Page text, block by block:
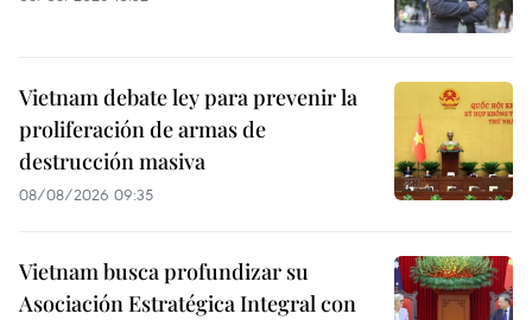
Vietnam debate ley para prevenir la
proliferación de armas de
destrucción masiva
08/08/2026 09:35
Vietnam busca profundizar su
Asociación Estratégica Integral con